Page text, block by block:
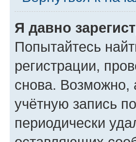
Я давно
Попытайтесь
регистрации,
снова. Возможно,
учётную запись
периодически